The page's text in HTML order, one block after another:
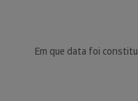
Em que data foi